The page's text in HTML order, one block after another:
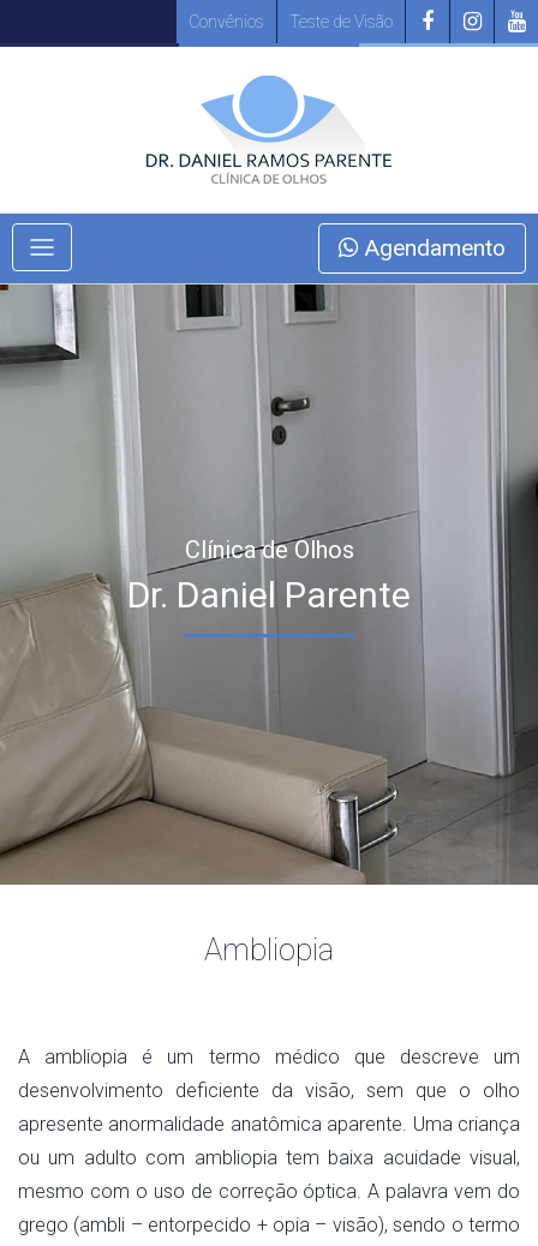
Convênios Teste de Visão
Agendamento
Clínica de Olhos
Dr. Daniel Parente
Ambliopia
A ambliopia é um termo médico que descreve um
desenvolvimento deficiente da visão, sem que o olho
apresente anormalidade anatômica aparente. Uma criança
ou um adulto com ambliopia tem baixa acuidade visual,
mesmo com o uso de correção óptica. A palavra vem do
grego (ambli – entorpecido + opia – visão), sendo o termo